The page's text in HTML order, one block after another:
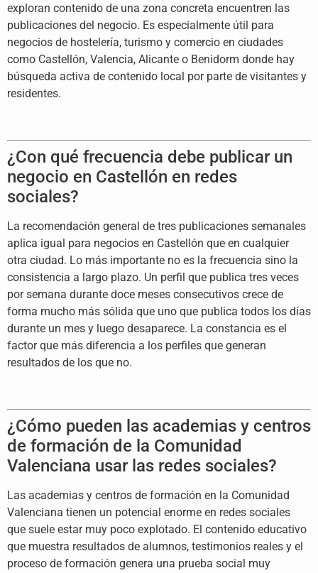
exploran contenido de una zona concreta encuentren las
publicaciones del negocio. Es especialmente útil para
negocios de hostelería, turismo y comercio en ciudades
como Castellón, Valencia, Alicante o Benidorm donde hay
búsqueda activa de contenido local por parte de visitantes y
residentes.
¿Con qué frecuencia debe publicar un
negocio en Castellón en redes
sociales?
La recomendación general de tres publicaciones semanales
aplica igual para negocios en Castellón que en cualquier
otra ciudad. Lo más importante no es la frecuencia sino la
consistencia a largo plazo. Un perfil que publica tres veces
por semana durante doce meses consecutivos crece de
forma mucho más sólida que uno que publica todos los días
durante un mes y luego desaparece. La constancia es el
factor que más diferencia a los perfiles que generan
resultados de los que no.
¿Cómo pueden las academias y centros
de formación de la Comunidad
Valenciana usar las redes sociales?
Las academias y centros de formación en la Comunidad
Valenciana tienen un potencial enorme en redes sociales
que suele estar muy poco explotado. El contenido educativo
que muestra resultados de alumnos, testimonios reales y el
proceso de formación genera una prueba social muy